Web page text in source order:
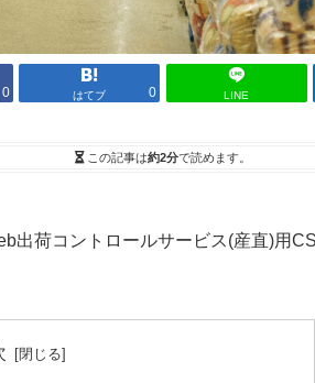
0 はてブ 0 LINE
この記事は約2分で読めます。
出荷コントロールサービス(産直)用